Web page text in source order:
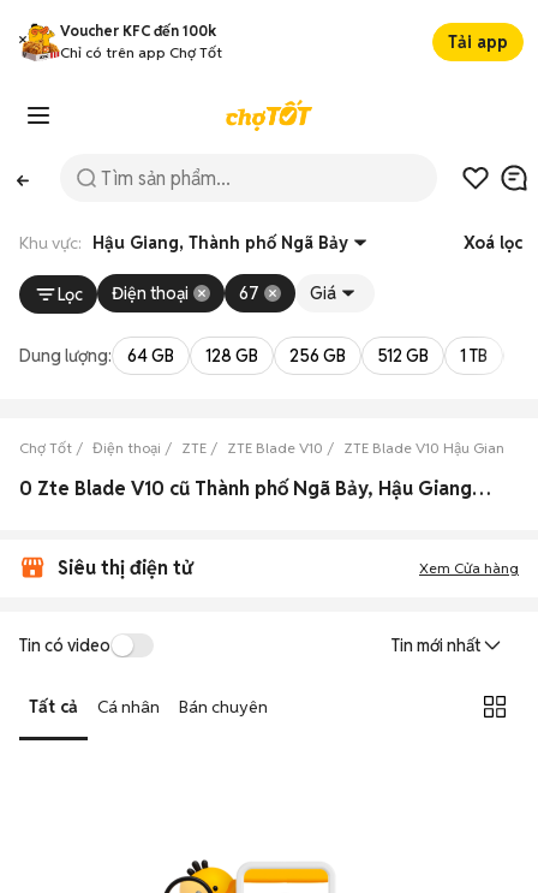
Voucher KFC đến 100k
Chỉ có trên app Chợ Tốt
Tải app
Khu vực: Hậu Giang, Thành phố Ngã Bảy Xoá lọc
Lọc Điện thoại 67 Giá
Dung lượng: 64 GB 128 GB 256 GB 512 GB 1 TB
Chợ Tốt Điện thoại ZTE ZTE Blade V10 ZTE Blade V10 Hậu Giang
0 Zte Blade V10 cũ Thành phố Ngã Bảy, Hậu Giang đẹp
Siêu thị điện tử Xem Cửa hàng
Tin có video Tin mới nhất
Tất cả Cá nhân Bán chuyên